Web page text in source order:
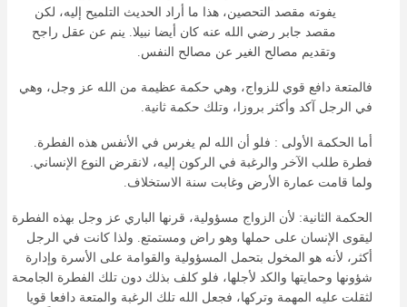
يفوته مقصد التحصين، هذا ما أراد الحديث التلميح إليه، لكن
مقصد جابر رضي الله عنه كان أيضا نبيلا. ينم عن عقل راجح
وتقديم مصالح الغير عن مصالح النفس.
فالمتعة دافع قوي للزواج، وهي حكمة عظيمة من الله عز وجل، وهي
في الرجل آكد وأكثر بروزا، وتلك حكمة ثانية.
أما الحكمة الأولى : فلو أن الله لم يغرس في الأنفس هذه الفطرة.
فطرة طلب الآخر والرغبة في الركون إليه، لانقرض النوع الإنساني.
ولما قامت عمارة الأرض وغابت سنة الاستخلاف.
الحكمة الثانية: لأن الزواج مسؤولية، قرنها الباري عز وجل بهذه الفطرة
ليقوى الإنسان على حملها وهو راض ومستمتع. ولذا كانت في الرجل
أكثر، لأنه هو المخول بتحمل المسؤولية والقوامة على الأسرة وإدارة
شؤونها وحمايتها والكد لأجلها، فلو كلف بذلك دون تلك الفطرة الجامحة
لثقلت عليه المهمة وتركها، فجعل الله تلك الرغبة والمتعة دافعا قويا